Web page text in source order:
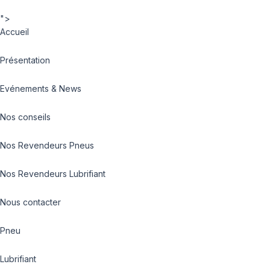
">
Accueil
Présentation
Evénements & News
Nos conseils
Nos Revendeurs Pneus
Nos Revendeurs Lubrifiant
Nous contacter
Pneu
Lubrifiant